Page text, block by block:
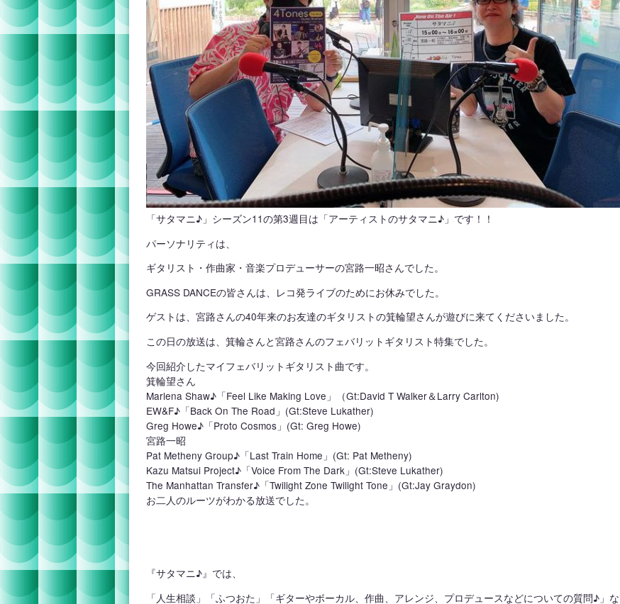
「サタマニ♪」シーズン11の第3週目は「アーティストのサタマニ♪」です！！
パーソナリティは、
ギタリスト・作曲家・音楽プロデューサーの宮路一昭さんでした。
GRASS DANCEの皆さんは、 レコ発ライブのためにお休みでした。
ゲストは、宮路さんの40年来のお友達のギタリストの箕輪望さんが遊びに来てくださいました。
この日の放送は、箕輪さんと宮路さんのフェバリットギタリスト特集でした。
今回紹介したマイフェバリットギタリスト曲です。
箕輪望さん
Marlena Shaw♪「Feel Like Making Love」（Gt:David T Walker＆Larry Carlton)
EW&F♪「Back On The Road」(Gt:Steve Lukather)
Greg Howe♪「Proto Cosmos」(Gt: Greg Howe)
宮路一昭
Pat Metheny Group♪「Last Train Home」(Gt: Pat Metheny)
Kazu Matsui Project♪「Voice From The Dark」(Gt:Steve Lukather)
The Manhattan Transfer♪「Twilight Zone Twilight Tone」(Gt:Jay Graydon)
お二人のルーツがわかる放送でした。
『サタマニ♪』では、
「人生相談」「ふつおた」「ギターやボーカル、作曲、アレンジ、プロデュースなどについての質問♪」